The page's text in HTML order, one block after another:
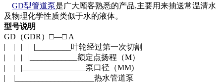
GD型管道泵是广大顾客熟悉的产品,主要用来抽送常温清水
及物理化学性质类似于水的液体。
型号说明
GD（GDR）□—□ A
| | | | |_________叶轮经过第一次切割
| | | |____________额定点扬程（M）
| | |________________泵口径（MM)
| |____________________热水管道泵